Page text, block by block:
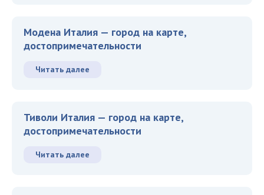
Модена Италия — город на карте,
достопримечательности
Читать далее
Тиволи Италия — город на карте,
достопримечательности
Читать далее